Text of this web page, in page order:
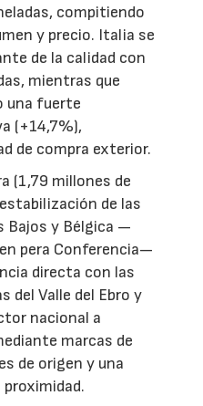
compitiendo
y precio. Italia se
de la calidad con
mientras que
una fuerte
(+14,7%),
de compra exterior.
(1,79 millones de
de las
Bajos y Bélgica —
pera Conferencia—
directa con las
del Valle del Ebro y
nacional a
marcas de
de origen y una